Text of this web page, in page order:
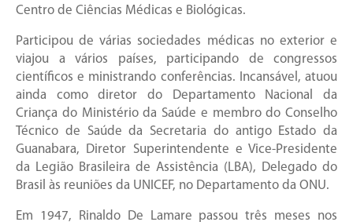
Centro de Ciências Médicas e Biológicas.
Participou de várias sociedades médicas no exterior e
viajou a vários países, participando de congressos
científicos e ministrando conferências. Incansável, atuou
ainda como diretor do Departamento Nacional da
Criança do Ministério da Saúde e membro do Conselho
Técnico de Saúde da Secretaria do antigo Estado da
Guanabara, Diretor Superintendente e Vice-Presidente
da Legião Brasileira de Assistência (LBA), Delegado do
Brasil às reuniões da UNICEF, no Departamento da ONU.
Em 1947, Rinaldo De Lamare passou três meses nos